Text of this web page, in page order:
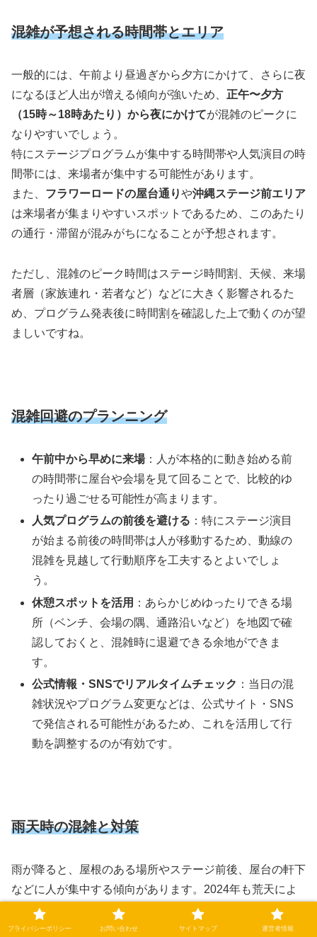
混雑が予想される時間帯とエリア
一般的には、午前より昼過ぎから夕方にかけて、さらに夜
になるほど人出が増える傾向が強いため、 正午〜夕方
（15時～18時あたり）から夜にかけてが混雑のピークに
なりやすいでしょう。
特にステージプログラムが集中する時間帯や人気演目の時
間帯には、来場者が集中する可能性があります。
また、 フラワーロードの屋台通りや沖縄ステージ前エリア
は来場者が集まりやすいスポットであるため、このあたり
の通行・滞留が混みがちになることが予想されます。
ただし、混雑のピーク時間はステージ時間割、天候、来場
者層（家族連れ・若者など）などに大きく影響されるた
め、プログラム発表後に時間割を確認した上で動くのが望
ましいですね。
混雑回避のプランニング
午前中から早めに来場：人が本格的に動き始める前
の時間帯に屋台や会場を見て回ることで、比較的ゆ
ったり過ごせる可能性が高まります。
人気プログラムの前後を避ける ：特にステージ演目
が始まる前後の時間帯は人が移動するため、動線の
混雑を見越して行動順序を工夫するとよいでしょ
う。
休憩スポットを活用 ：あらかじめゆったりできる場
所（ベンチ、会場の隅、通路沿いなど）を地図で確
認しておくと、混雑時に退避できる余地ができま
す。
公式情報・SNSでリアルタイムチェック ：当日の混
雑状況やプログラム変更などは、公式サイト・SNS
で発信される可能性があるため、これを活用して行
動を調整するのが有効です。
雨天時の混雑と対策
雨が降ると、屋根のある場所やステージ前後、屋台の軒下
などに人が集中する傾向があります。 2024年も荒天によ
り一部プログラムが中止・変更された例がありました。
雨具（折りたたみ傘、レインコート、撥水用品など）を用
プライバシーポリシー お問い合わせ サイトマップ 運営者情報